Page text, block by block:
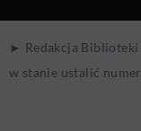
► Redakcja Biblioteki
w stanie ustalić